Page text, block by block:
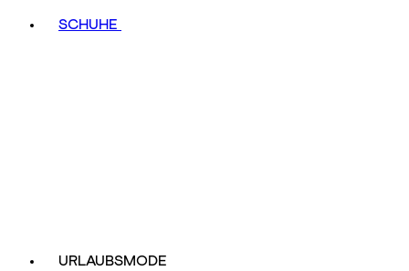
SCHUHE
URLAUBSMODE